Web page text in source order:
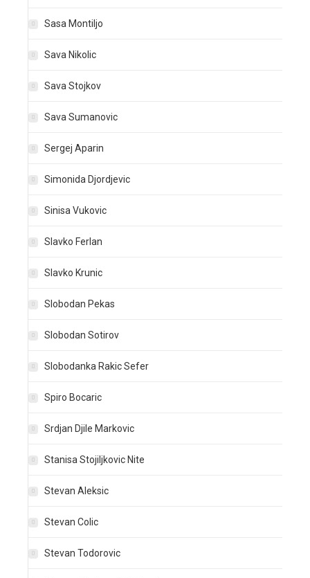
Sasa Montiljo
Sava Nikolic
Sava Stojkov
Sava Sumanovic
Sergej Aparin
Simonida Djordjevic
Sinisa Vukovic
Slavko Ferlan
Slavko Krunic
Slobodan Pekas
Slobodan Sotirov
Slobodanka Rakic Sefer
Spiro Bocaric
Srdjan Djile Markovic
Stanisa Stojiljkovic Nite
Stevan Aleksic
Stevan Colic
Stevan Todorovic